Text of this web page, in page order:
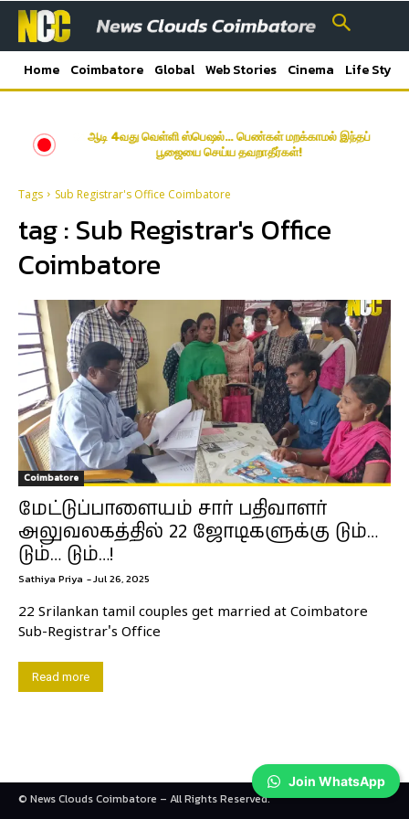
Home Coimbatore Global Web Stories Cinema Life Style
ஆடி 4வது வெள்ளி ஸ்பெஷல்… பெண்கள் மறக்காமல் இந்தப்
பூஜையை செய்ய தவறாதீர்கள்!
Tags Sub Registrar's Office Coimbatore
tag : Sub Registrar's Office
Coimbatore
Coimbatore
மேட்டுப்பாளையம் சார் பதிவாளர்
அலுவலகத்தில் 22 ஜோடிகளுக்கு டும்…
டும்… டும்…!
Sathiya Priya -Jul 26, 2025
22 Srilankan tamil couples get married at Coimbatore
Sub-Registrar's Office
Read more
© News Clouds Coimbatore – All Rights Reserved.
Join WhatsApp